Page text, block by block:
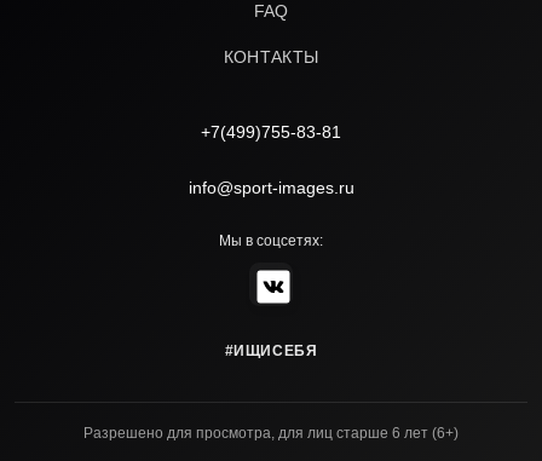
FAQ
КОНТАКТЫ
+7(499)755-83-81
info@sport-images.ru
Мы в соцсетях:
#ИЩИСЕБЯ
Разрешено для просмотра, для лиц старше 6 лет (6+)